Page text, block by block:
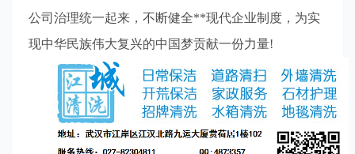
公司治理统一起来，不断健全**现代企业制度，为实
现中华民族伟大复兴的中国梦贡献一份力量!